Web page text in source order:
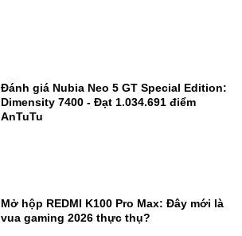
Đánh giá Nubia Neo 5 GT Special Edition:
Dimensity 7400 - Đạt 1.034.691 điểm
AnTuTu
Mở hộp REDMI K100 Pro Max: Đây mới là
vua gaming 2026 thực thụ?